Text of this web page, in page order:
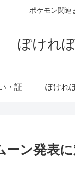
ポケモン関連
ぽけれ
・証 ぽけれ
ーン発表